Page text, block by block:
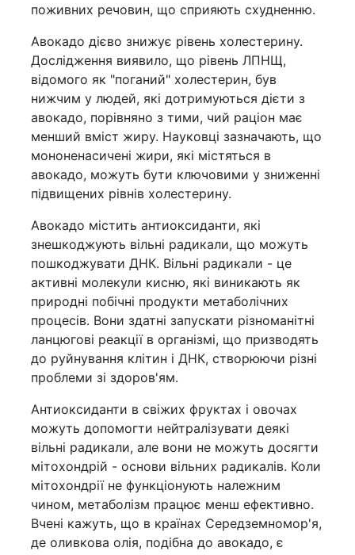
поживних речовин, що сприяють схудненню.
Авокадо дієво знижує рівень холестерину.
Дослідження виявило, що рівень ЛПНЩ,
відомого як "поганий" холестерин, був
нижчим у людей, які дотримуються дієти з
авокадо, порівняно з тими, чий раціон має
менший вміст жиру. Науковці зазначають, що
мононенасичені жири, які містяться в
авокадо, можуть бути ключовими у зниженні
підвищених рівнів холестерину.
Авокадо містить антиоксиданти, які
знешкоджують вільні радикали, що можуть
пошкоджувати ДНК. Вільні радикали - це
активні молекули кисню, які виникають як
природні побічні продукти метаболічних
процесів. Вони здатні запускати різноманітні
ланцюгові реакції в організмі, що призводять
до руйнування клітин і ДНК, створюючи різні
проблеми зі здоров'ям.
Антиоксиданти в свіжих фруктах і овочах
можуть допомогти нейтралізувати деякі
вільні радикали, але вони не можуть досягти
мітохондрій - основи вільних радикалів. Коли
мітохондрії не функціонують належним
чином, метаболізм працює менш ефективно.
Вчені кажуть, що в країнах Середземномор'я,
де оливкова олія, подібна до авокадо, є